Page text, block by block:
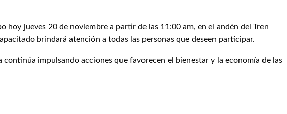
hoy jueves 20 de noviembre a partir de las 11:00 am, en el andén del Tren
brindará atención a todas las personas que deseen participar.
continúa impulsando acciones que favorecen el bienestar y la economía de las